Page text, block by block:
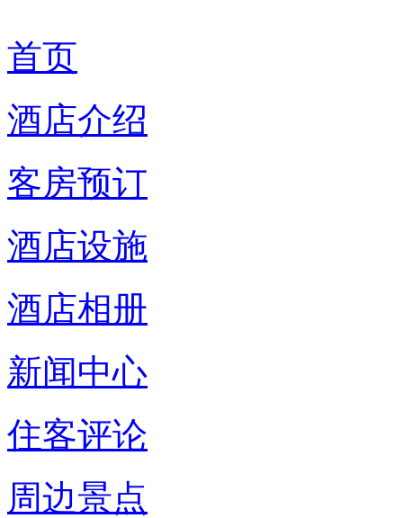
首页
酒店介绍
客房预订
酒店设施
酒店相册
新闻中心
住客评论
周边景点